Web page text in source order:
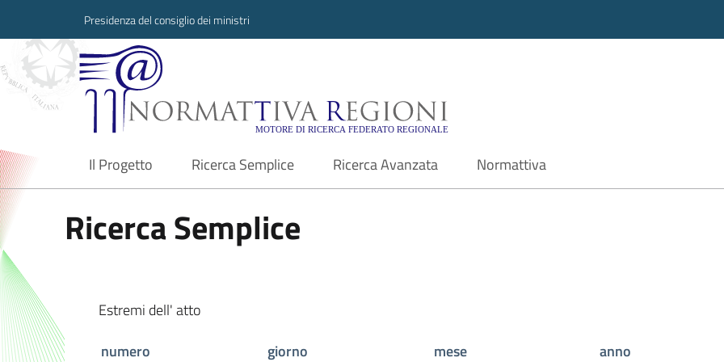
Presidenza del consiglio dei ministri
Normattiva Regioni - Motore di ricerca
Il Progetto
current Ricerca Semplice Ricerca Avanzata Normattiva
Ricerca Semplice
Estremi dell' atto
numero
giorno mese
anno